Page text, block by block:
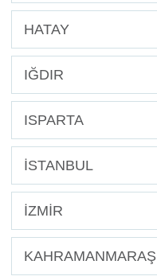
HATAY
IĞDIR
ISPARTA
İSTANBUL
İZMİR
KAHRAMANMARAŞ